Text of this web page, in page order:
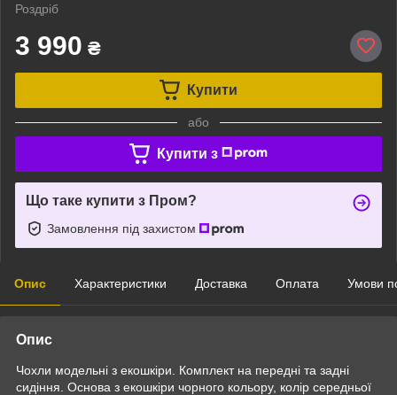
Роздріб
3 990 ₴
Купити
або
Купити з
Що таке купити з Пром?
Замовлення під захистом
Опис Характеристики Доставка Оплата Умови
Опис
Чохли модельні з екошкіри. Комплект на передні та задні
сидіння. Основа з екошкіри чорного кольору, колір середньої